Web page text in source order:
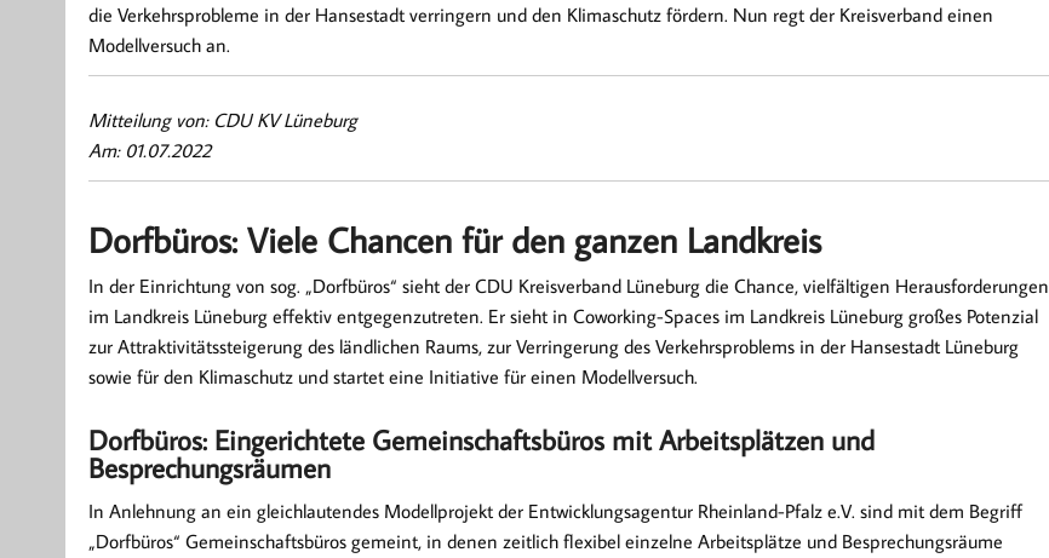
die Verkehrsprobleme in der Hansestadt verringern und den Klimaschutz fördern. Nun regt der Kreisverband einen
Modellversuch an.
Mitteilung von: CDU KV Lüneburg
Am: 01.07.2022
Dorfbüros: Viele Chancen für den ganzen Landkreis
In der Einrichtung von sog. „Dorfbüros“ sieht der CDU Kreisverband Lüneburg die Chance, vielfältigen Herausforderungen
im Landkreis Lüneburg effektiv entgegenzutreten. Er sieht in Coworking-Spaces im Landkreis Lüneburg großes Potenzial
zur Attraktivitätssteigerung des ländlichen Raums, zur Verringerung des Verkehrsproblems in der Hansestadt Lüneburg
sowie für den Klimaschutz und startet eine Initiative für einen Modellversuch.
Dorfbüros: Eingerichtete Gemeinschaftsbüros mit Arbeitsplätzen und
Besprechungsräumen
In Anlehnung an ein gleichlautendes Modellprojekt der Entwicklungsagentur Rheinland-Pfalz e.V. sind mit dem Begriff
„Dorfbüros“ Gemeinschaftsbüros gemeint, in denen zeitlich flexibel einzelne Arbeitsplätze und Besprechungsräume